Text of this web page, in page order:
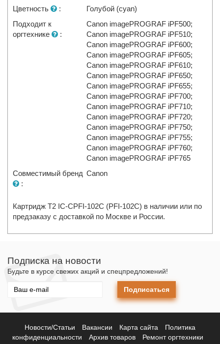
Цветность
:
Голубой (cyan)
Подходит к
оргтехнике
:
Canon imagePROGRAF iPF500;
Canon imagePROGRAF iPF510;
Canon imagePROGRAF iPF600;
Canon imagePROGRAF iPF605;
Canon imagePROGRAF iPF610;
Canon imagePROGRAF iPF650;
Canon imagePROGRAF iPF655;
Canon imagePROGRAF iPF700;
Canon imagePROGRAF iPF710;
Canon imagePROGRAF iPF720;
Canon imagePROGRAF iPF750;
Canon imagePROGRAF iPF755;
Canon imagePROGRAF iPF760;
Canon imagePROGRAF iPF765
Совместимый бренд
:
Canon
Картридж T2 IC-CPFI-102C (PFI-102C) в наличии или по
предзаказу с доставкой по Москве и России.
Подписка на новости
Будьте в курсе свежих акций и спецпредложений!
Подписаться
Новости/Статьи Вакансии Карта сайта
Политика
конфиденциальности
Архив товаров Ремонт оргтехники